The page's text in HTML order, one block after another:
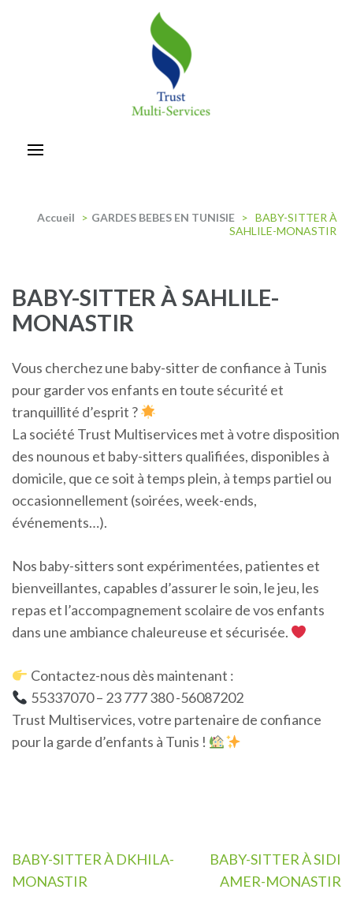
Accueil > GARDES BEBES EN TUNISIE > BABY-SITTER À
SAHLILE-MONASTIR
BABY-SITTER À SAHLILE-
MONASTIR
Vous cherchez une baby-sitter de confiance à Tunis
pour garder vos enfants en toute sécurité et
tranquillité d’esprit ?
La société Trust Multiservices met à votre disposition
des nounous et baby-sitters qualifiées, disponibles à
domicile, que ce soit à temps plein, à temps partiel ou
occasionnellement (soirées, week-ends,
événements…).
Nos baby-sitters sont expérimentées, patientes et
bienveillantes, capables d’assurer le soin, le jeu, les
repas et l’accompagnement scolaire de vos enfants
dans une ambiance chaleureuse et sécurisée.
Contactez-nous dès maintenant :
55337070 – 23 777 380 -56087202
Trust Multiservices, votre partenaire de confiance
pour la garde d’enfants à Tunis !
Navigation
de
BABY-SITTER À DKHILA-
MONASTIR
BABY-SITTER À SIDI
AMER-MONASTIR